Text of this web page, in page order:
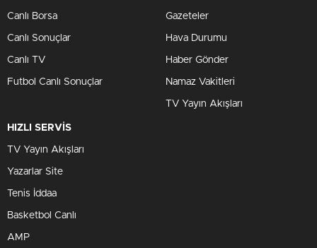
Canlı Borsa
Canlı Sonuçlar
Canlı TV
Futbol Canlı Sonuçlar
Gazeteler
Hava Durumu
Haber Gönder
Namaz Vakitleri
TV Yayın Akışları
HIZLI SERVİS
TV Yayın Akışları
Yazarlar Site
Tenis İddaa
Basketbol Canlı
AMP